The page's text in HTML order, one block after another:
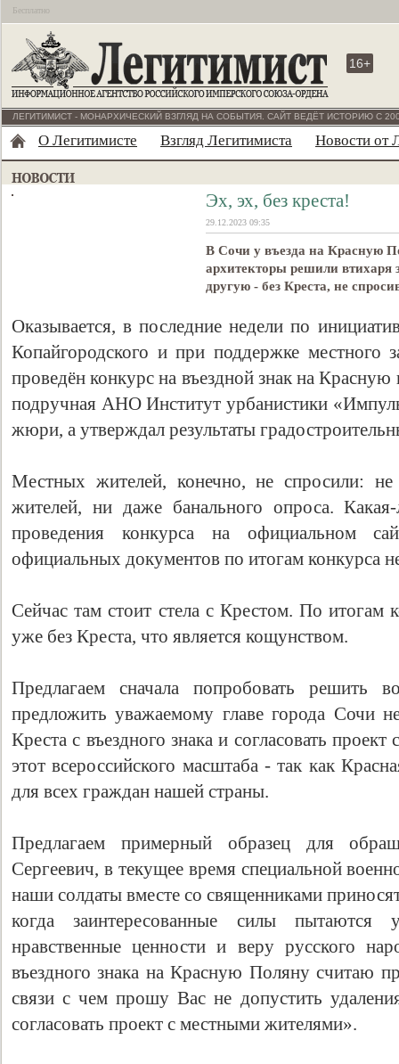
Бесплатно
16+
ЛЕГИТИМИСТ - МОНАРХИЧЕСКИЙ ВЗГЛЯД НА СОБЫТИЯ. САЙТ ВЕДЁТ ИСТОРИЮ С
О Легитимисте Взгляд Легитимиста Новости от
Эх, эх, без креста!
29.12.2023 09:35
В Сочи у въезда на Красную
архитекторы решили втихаря
другую - без Креста, не
Оказывается, в последние недели по
Копайгородского и при поддержке
проведён конкурс на въездной знак на
подручная АНО Институт урбанистики
жюри, а утверждал результаты
Местных жителей, конечно, не спросили:
жителей, ни даже банального опроса.
проведения конкурса на официальном
официальных документов по итогам конкурса
Сейчас там стоит стела с Крестом. По итогам
уже без Креста, что является кощунством.
Предлагаем сначала попробовать
предложить уважаемому главе города Сочи
Креста с въездного знака и согласовать
этот всероссийского масштаба - так как
для всех граждан нашей страны.
Предлагаем примерный образец для
Сергеевич, в текущее время специальной
наши солдаты вместе со священниками
когда заинтересованные силы пытаются
нравственные ценности и веру русского
въездного знака на Красную Поляну считаю
связи с чем прошу Вас не допустить
согласовать проект с местными жителями».